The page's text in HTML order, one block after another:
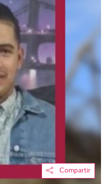
Compartir